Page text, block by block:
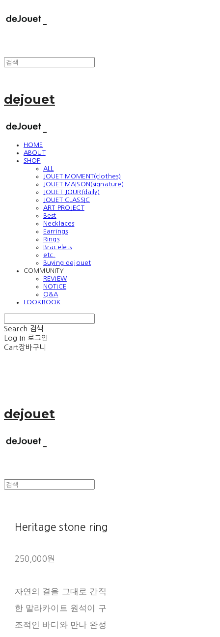
dejouet
HOME
ABOUT
SHOP
ALL
JOUET MOMENT(clothes)
JOUET MAISON(signature)
JOUET JOUR(daily)
JOUET CLASSIC
ART PROJECT
Best
Necklaces
Earrings
Rings
Bracelets
etc.
Buying dejouet
COMMUNITY
REVIEW
NOTICE
Q&A
LOOKBOOK
Search 검색
Log In 로그인
Cart장바구니
dejouet
Heritage stone ring
250,000원
자연의 결을 그대로 간직
한 말라카이트 원석이 구
조적인 바디와 만나 완성